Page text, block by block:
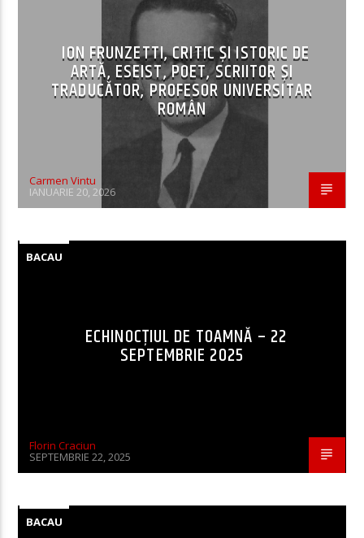
ION FRUNZETTI, CRITIC ȘI ISTORIC DE
ARTĂ, ESEIST, POET, SCRIITOR ȘI
TRADUCĂTOR, PROFESOR UNIVERSITAR
ROMÂN
Carmen Vintu
IANUARIE 20, 2026
BACAU
ECHINOCȚIUL DE TOAMNĂ – 22
SEPTEMBRIE 2025
Florin Craciun
SEPTEMBRIE 22, 2025
BACAU